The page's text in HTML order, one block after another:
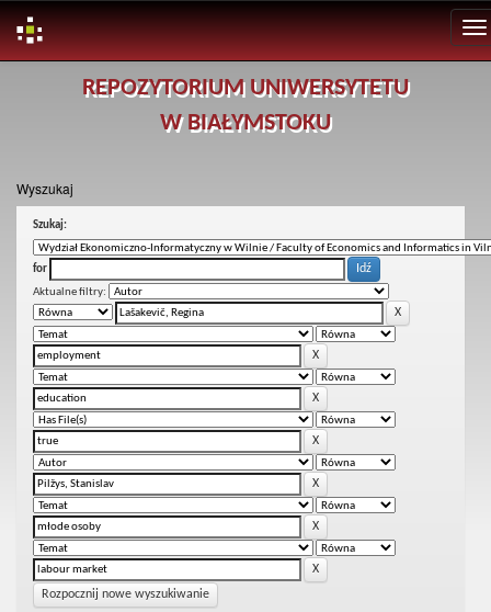
REPOZYTORIUM UNIWERSYTETU
W BIAŁYMSTOKU
Wyszukaj
Szukaj:
for
Aktualne filtry:
Rozpocznij nowe wyszukiwanie